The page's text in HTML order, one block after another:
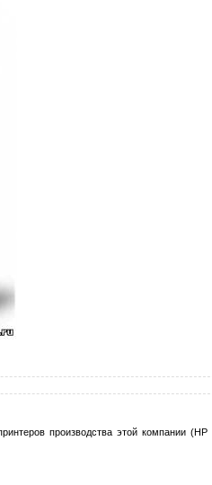
производства этой компании (HP